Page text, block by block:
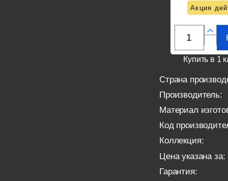
Акция
Купить в 1
Страна
Производитель:
Материал
Код
Коллекция:
Цена указана за:
Гарантия: